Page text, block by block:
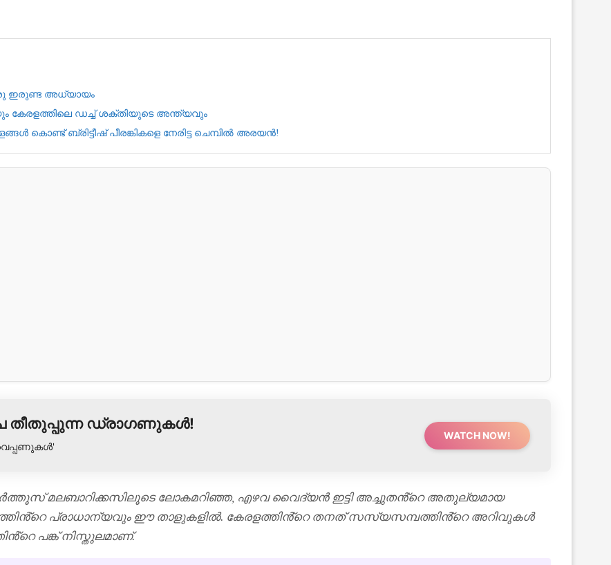
ഒരു ഇരുണ്ട അധ്യായം
കേരളത്തിലെ ഡച്ച് ശക്തിയുടെ അന്ത്യവും
കൊണ്ട് ബ്രിട്ടീഷ് പീരങ്കികളെ നേരിട്ട ചെമ്പിൽ അരയൻ!
തീതുപ്പുന്ന ഡ്രാഗണുകൾ!
WATCH NOW!
മലബാറിക്കസിലൂടെ ലോകമറിഞ്ഞ, എഴവ വൈദ്യൻ ഇട്ടി അച്ചുതൻ്റെ അതുല്യമായ
പ്രാധാന്യവും ഈ താളുകളിൽ. കേരളത്തിൻ്റെ തനത് സസ്യസമ്പത്തിൻ്റെ അറിവുകൾ
പങ്ക് നിസ്തുലമാണ്.